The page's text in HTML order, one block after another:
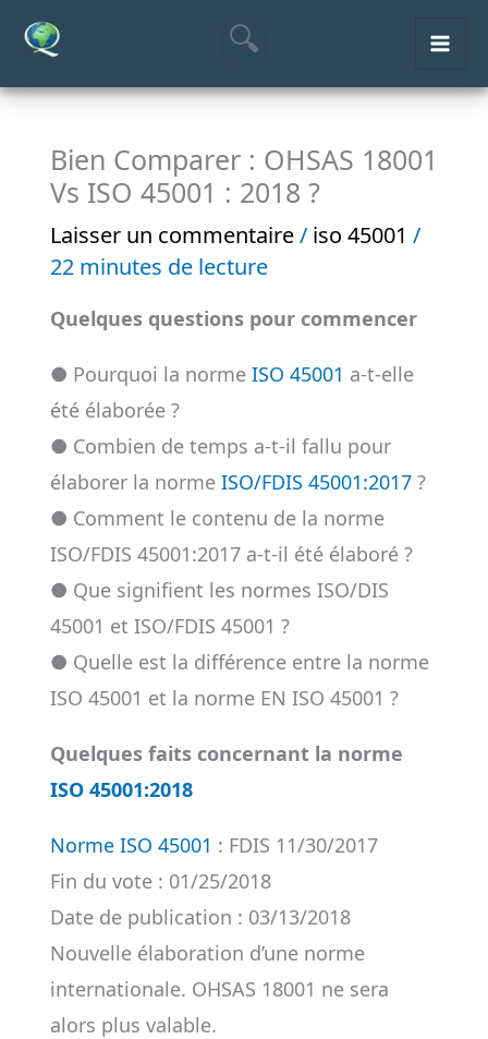
Aller
contenu
Bien Comparer : OHSAS 18001
Vs ISO 45001 : 2018 ?
Laisser un commentaire / iso 45001 /
22 minutes de lecture
Quelques questions pour commencer
● Pourquoi la norme ISO 45001 a-t-elle
été élaborée ?
● Combien de temps a-t-il fallu pour
élaborer la norme ISO/FDIS 45001:2017?
● Comment le contenu de la norme
ISO/FDIS 45001:2017 a-t-il été élaboré ?
● Que signifient les normes ISO/DIS
45001 et ISO/FDIS 45001 ?
● Quelle est la différence entre la norme
ISO 45001 et la norme EN ISO 45001 ?
Quelques faits concernant la norme
ISO 45001:2018
Norme ISO 45001 : FDIS 11/30/2017
Fin du vote : 01/25/2018
Date de publication : 03/13/2018
Nouvelle élaboration d’une norme
internationale. OHSAS 18001 ne sera
alors plus valable.